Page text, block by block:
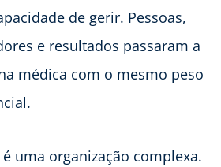
de gerir. Pessoas,
e resultados passaram a
médica com o mesmo peso
uma organização complexa.